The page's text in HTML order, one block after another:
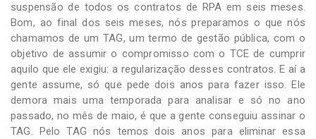
suspensão de todos os contratos de RPA em seis meses.
Bom, ao final dos seis meses, nós preparamos o que nós
chamamos de um TAG, um termo de gestão pública, com o
objetivo de assumir o compromisso com o TCE de cumprir
aquilo que ele exigiu: a regularização desses contratos. E aí a
gente assume, só que pede dois anos para fazer isso. Ele
demora mais uma temporada para analisar e só no ano
passado, no mês de maio, é que a gente conseguiu assinar o
TAG. Pelo TAG nós temos dois anos para eliminar essa